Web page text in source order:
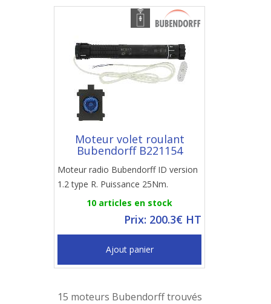
Moteur volet roulant
Bubendorff B221154
Moteur radio Bubendorff ID version
1.2 type R. Puissance 25Nm.
10 articles en stock
Prix: 200.3€ HT
Ajout panier
15 moteurs Bubendorff trouvés